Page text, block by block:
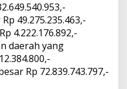
49.275.235.463,-
4.222.176.892,-
daerah yang
Rp 72.839.743.797,-